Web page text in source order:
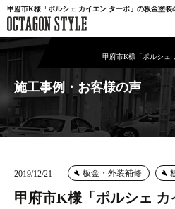
甲府市K様「ポルシェ カイエン ターボ」の板金塗装
施工事例・お客様の声
甲府市K様「ポルシェ
2019/12/21 板金・外装補修
甲府市K様「ポルシェ カ